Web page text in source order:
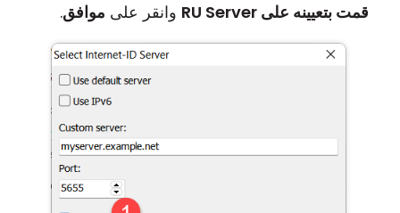
قمت بتعيينه على RU Server
وانقر على موافق.